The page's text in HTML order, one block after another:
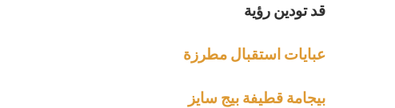
قد تودين رؤية
عبايات استقبال مطرزة
بيجامة قطيفة بيج سايز